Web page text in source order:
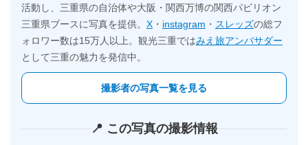
活動し、三重県の自治体や大阪・関西万博の関西パビリオン
三重県ブースに写真を提供。 X ・ instagram ・ スレッズの総フ
ォロワー数は15万人以上。観光三重ではみえ旅アンバサダー
として三重の魅力を発信中。
撮影者の写真一覧を見る
📍 この写真の撮影情報